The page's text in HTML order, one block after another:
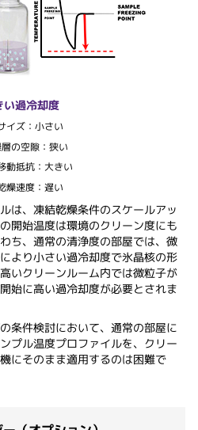
い過冷却度
イズ：小さい
の空隙：狭い
動抵抗：大きい
燥速度：遅い
は、凍結乾燥条件のスケールアッ
開始温度は環境のクリーン度にも
ち、通常の清浄度の部屋では、微
より小さい過冷却度で氷晶核の形
いクリーンルーム内では微粒子が
始に高い過冷却度が必要とされま
条件検討において、通常の部屋に
プル温度プロファイルを、クリー
にそのまま適用するのは困難で